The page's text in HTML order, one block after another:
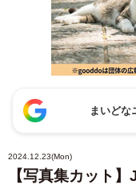
まいどな
2024.12.23(Mon)
【写真集カット